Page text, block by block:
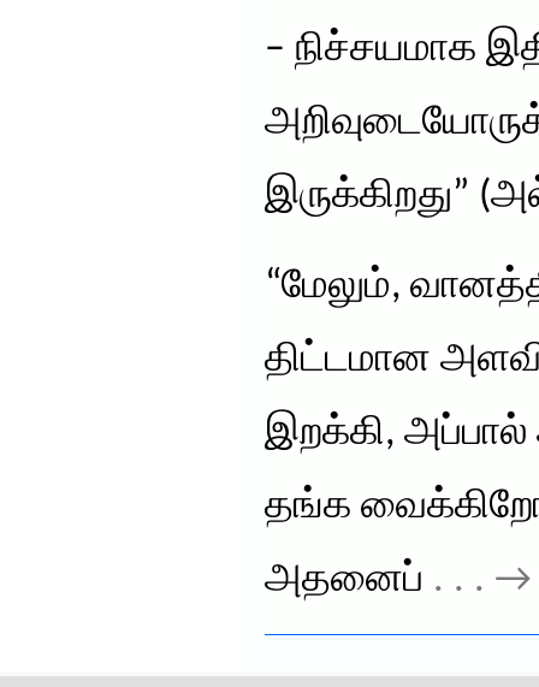
– நிச்சயமாக
இருக்கிறது”
“மேலும்,
திட்டமான
இறக்கி, அப்பால்
தங்க
அதனைப் . . .